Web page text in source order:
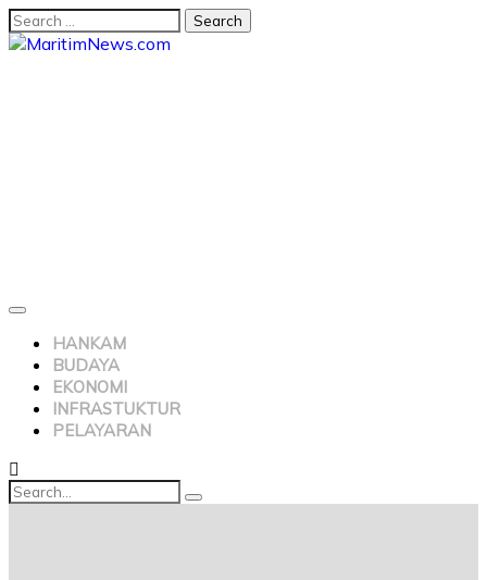
HANKAM
BUDAYA
EKONOMI
INFRASTUKTUR
PELAYARAN